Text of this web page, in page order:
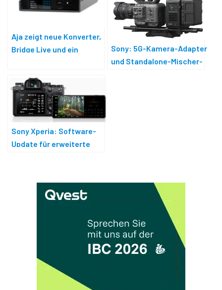
Aja zeigt neue Konverter,
Bridge Live und ein
Sony: 5G-Kamera-Adapter
und Standalone-Mischer-
Sony Xperia: Software-
Update für erweiterte